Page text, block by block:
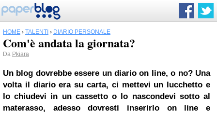
HOME › TALENTI › DIARIO PERSONALE
Com'è andata la giornata?
Da Pkiara
Un blog dovrebbe essere un diario on line, o no? Una
volta il diario era su carta, ci mettevi un lucchetto e
lo chiudevi in un cassetto o lo nascondevi sotto al
materasso, adesso dovresti inserirlo on line e